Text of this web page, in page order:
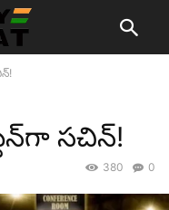
సచిన్‌!
0
380